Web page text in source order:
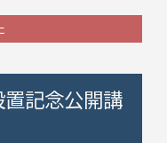
置記念公開講